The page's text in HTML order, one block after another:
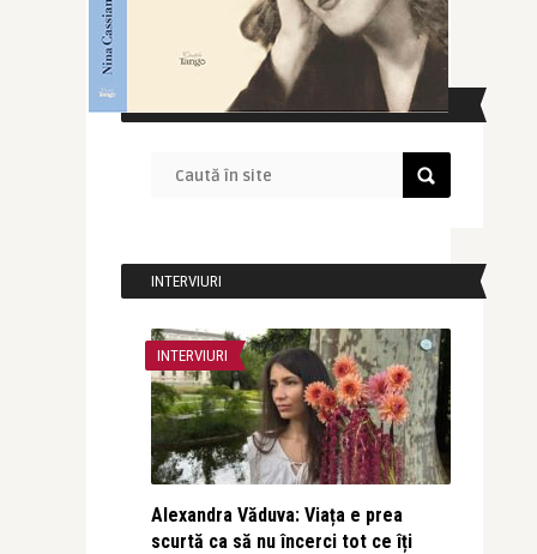
CAUTĂ ÎN SITE
INTERVIURI
INTERVIURI
Alexandra Văduva: Viața e prea
scurtă ca să nu încerci tot ce îți